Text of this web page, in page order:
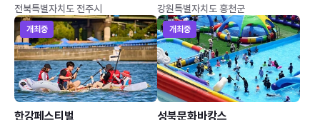
전북특별자치도 전주시
강원특별자치도 홍천군
개최중
한강페스티벌
개최중
성북문화바캉스